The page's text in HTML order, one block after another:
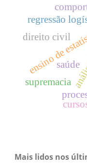
regressão
ensino de
supremacia
saúde
direito civil
Mais lidos nos